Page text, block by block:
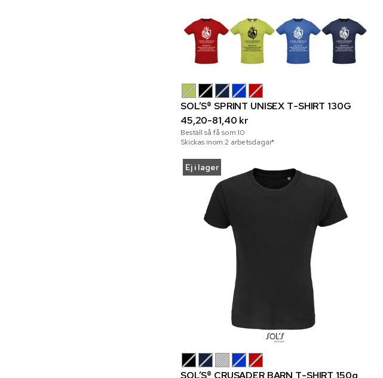
SOL’S® SPRINT UNISEX T-SHIRT 130G
45,20-81,40 kr
Beställ så få som 10
Skickas inom 2 arbetsdagar*
Ej i lager
SOL’S® CRUSADER BARN T-SHIRT 150g